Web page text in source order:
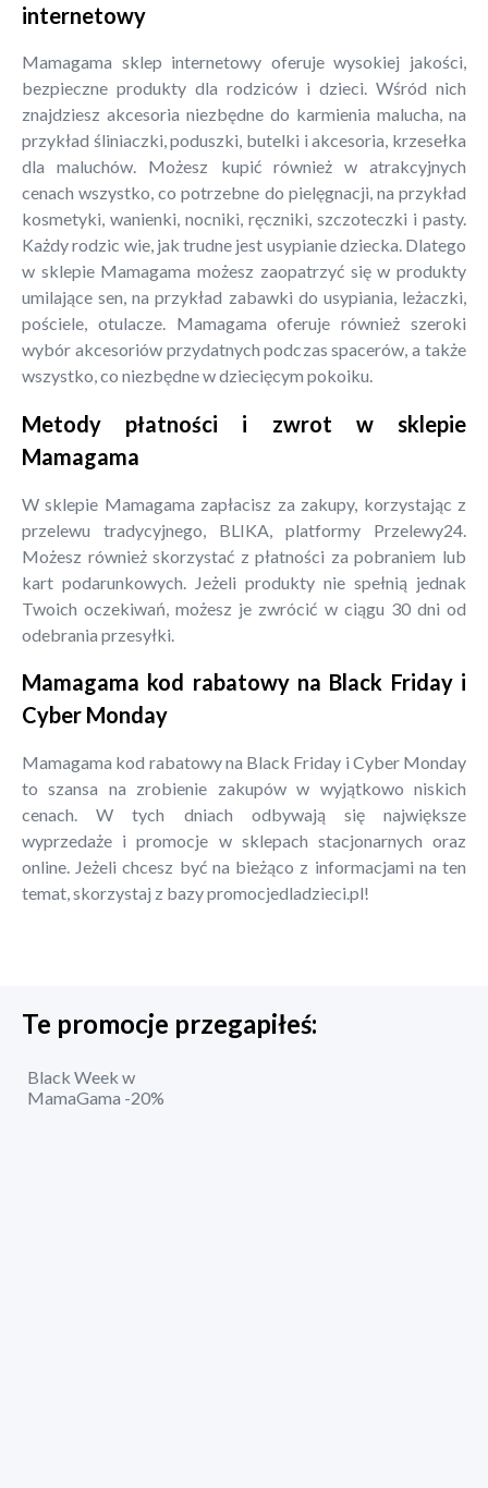
internetowy
Mamagama sklep internetowy oferuje wysokiej jakości,
bezpieczne produkty dla rodziców i dzieci. Wśród nich
znajdziesz akcesoria niezbędne do karmienia malucha, na
przykład śliniaczki, poduszki, butelki i akcesoria, krzesełka
dla maluchów. Możesz kupić również w atrakcyjnych
cenach wszystko, co potrzebne do pielęgnacji, na przykład
kosmetyki, wanienki, nocniki, ręczniki, szczoteczki i pasty.
Każdy rodzic wie, jak trudne jest usypianie dziecka. Dlatego
w sklepie Mamagama możesz zaopatrzyć się w produkty
umilające sen, na przykład zabawki do usypiania, leżaczki,
pościele, otulacze. Mamagama oferuje również szeroki
wybór akcesoriów przydatnych podczas spacerów, a także
wszystko, co niezbędne w dziecięcym pokoiku.
Metody płatności i zwrot w sklepie
Mamagama
W sklepie Mamagama zapłacisz za zakupy, korzystając z
przelewu tradycyjnego, BLIKA, platformy Przelewy24.
Możesz również skorzystać z płatności za pobraniem lub
kart podarunkowych. Jeżeli produkty nie spełnią jednak
Twoich oczekiwań, możesz je zwrócić w ciągu 30 dni od
odebrania przesyłki.
Mamagama kod rabatowy na Black Friday i
Cyber Monday
Mamagama kod rabatowy na Black Friday i Cyber Monday
to szansa na zrobienie zakupów w wyjątkowo niskich
cenach. W tych dniach odbywają się największe
wyprzedaże i promocje w sklepach stacjonarnych oraz
online. Jeżeli chcesz być na bieżąco z informacjami na ten
temat, skorzystaj z bazy promocjedladzieci.pl!
Te promocje przegapiłeś:
Black Week w
MamaGama -20%